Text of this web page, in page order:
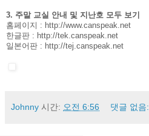
3. 주말 교실 안내 및 지난호 모두 보기
홈페이지 : http://www.canspeak.net
한글판 : http://tek.canspeak.net
일본어판 : http://tej.canspeak.net
Johnny 시간: 오전 6:56 댓글 없음: